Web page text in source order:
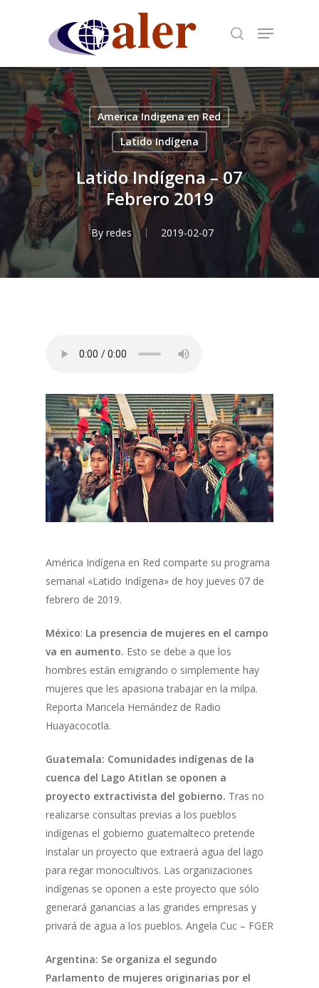
content
America Indigena en Red
Latido Indígena
Latido Indígena – 07
Febrero 2019
By redes 2019-02-07
América Indígena en Red comparte su programa
semanal «Latido Indígena» de hoy jueves 07 de
febrero de 2019.
México: La presencia de mujeres en el campo
va en aumento. Esto se debe a que los
hombres están emigrando o simplemente hay
mujeres que les apasiona trabajar en la milpa.
Reporta Maricela Hernández de Radio
Huayacocotla.
Guatemala: Comunidades indígenas de la
cuenca del Lago Atitlan se oponen a
proyecto extractivista del gobierno. Tras no
realizarse consultas previas a los pueblos
indígenas el gobierno guatemalteco pretende
instalar un proyecto que extraerá agua del lago
para regar monocultivos. Las organizaciones
indígenas se oponen a este proyecto que sólo
generará ganancias a las grandes empresas y
privará de agua a los pueblos. Angela Cuc – FGER
Argentina: Se organiza el segundo
Parlamento de mujeres originarias por el